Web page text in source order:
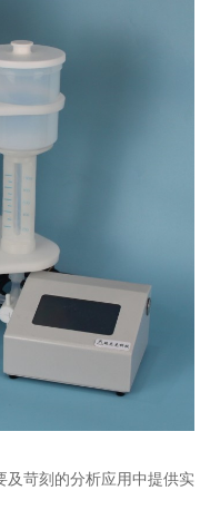
及苛刻的分析应用中提供实